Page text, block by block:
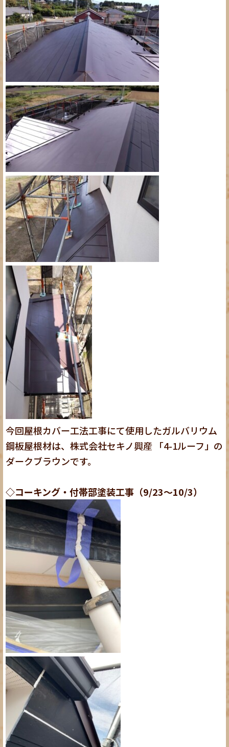
今回屋根カバー工法工事にて使用したガルバリウム
鋼板屋根材は、株式会社セキノ興産 「4-1ルーフ」の
ダークブラウンです。
◇コーキング・付帯部塗装工事（9/23～10/3）